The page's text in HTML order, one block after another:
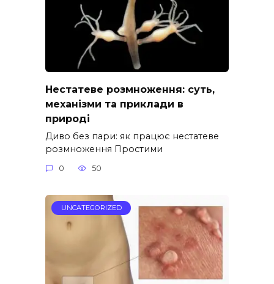
Нестатеве розмноження: суть,
механізми та приклади в
природі
Диво без пари: як працює нестатеве
розмноження Простими
0 50
UNCATEGORIZED